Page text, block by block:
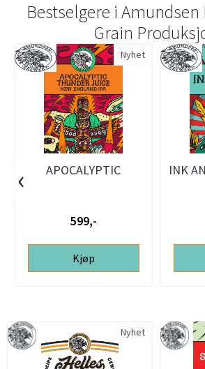
Bestselgere i Amundsen
Grain
Nyhet
APOCALYPTIC
599,-
Kjøp
INK
‹
Nyhet